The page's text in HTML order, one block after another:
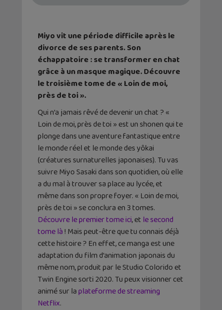
Miyo vit une période difficile après le
divorce de ses parents. Son
échappatoire : se transformer en chat
grâce à un masque magique. Découvre
le troisième tome de « Loin de moi,
près de toi ».
Qui n’a jamais rêvé de devenir un chat ? «
Loin de moi, près de toi » est un shonen qui te
plonge dans une aventure fantastique entre
le monde réel et le monde des yôkai
(créatures surnaturelles japonaises). Tu vas
suivre Miyo Sasaki dans son quotidien, où elle
a du mal à trouver sa place au lycée, et
même dans son propre foyer. « Loin de moi,
près de toi » se conclura en 3 tomes.
Découvre le premier tome ici, et le second
tome là! Mais peut-être que tu connais déjà
cette histoire ? En effet, ce manga est une
adaptation du film d’animation japonais du
même nom, produit par le Studio Colorido et
Twin Engine sorti 2020. Tu peux visionner cet
animé sur laplateforme de streaming
Netflix.